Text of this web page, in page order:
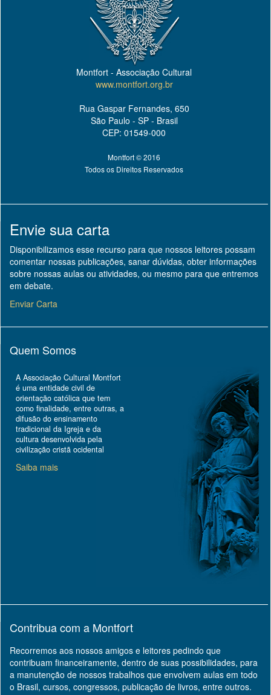
Montfort - Associação Cultural
www.montfort.org.br
Rua Gaspar Fernandes, 650
São Paulo - SP - Brasil
CEP: 01549-000
Montfort © 2016
Todos os Direitos Reservados
Envie sua carta
Disponibilizamos esse recurso para que nossos leitores possam
comentar nossas publicações, sanar dúvidas, obter informações
sobre nossas aulas ou atividades, ou mesmo para que entremos
em debate.
Enviar Carta
Quem Somos
A Associação Cultural Montfort
é uma entidade civil de
orientação católica que tem
como finalidade, entre outras, a
difusão do ensinamento
tradicional da Igreja e da
cultura desenvolvida pela
civilização cristã ocidental
Saiba mais
Contribua com a Montfort
Recorremos aos nossos amigos e leitores pedindo que
contribuam financeiramente, dentro de suas possibilidades, para
a manutenção de nossos trabalhos que envolvem aulas em todo
o Brasil, cursos, congressos, publicação de livros, entre outros.